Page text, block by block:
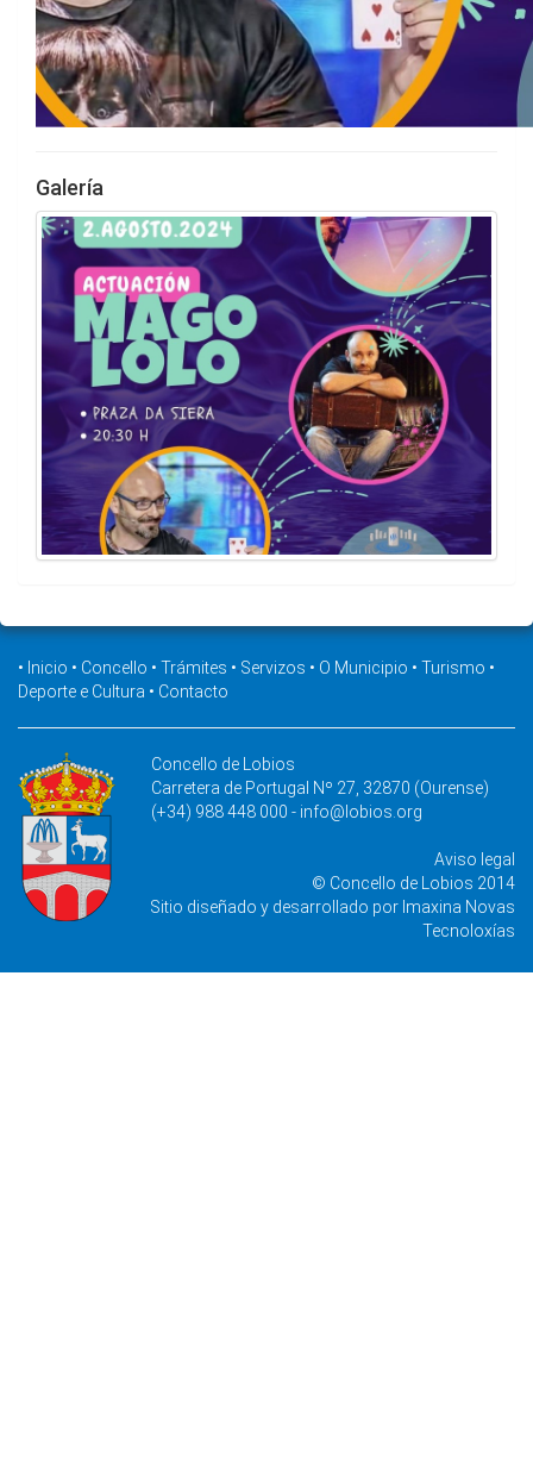
Galería
• Inicio • Concello • Trámites • Servizos • O Municipio • Turismo •
Deporte e Cultura • Contacto
Concello de Lobios
Carretera de Portugal Nº 27, 32870 (Ourense)
(+34) 988 448 000 - info@lobios.org
Aviso legal
© Concello de Lobios 2014
Sitio diseñado y desarrollado por Imaxina Novas
Tecnoloxías